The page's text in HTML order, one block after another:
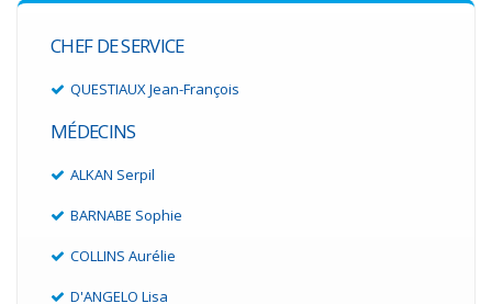
CHEF DE SERVICE
QUESTIAUX Jean-François
MÉDECINS
ALKAN Serpil
BARNABE Sophie
COLLINS Aurélie
D'ANGELO Lisa